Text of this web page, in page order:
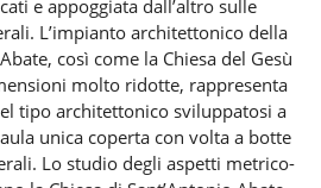
e appoggiata dall’altro sulle
L’impianto architettonico della
così come la Chiesa del Gesù
molto ridotte, rappresenta
tipo architettonico sviluppatosi a
unica coperta con volta a botte
Lo studio degli aspetti metrico-